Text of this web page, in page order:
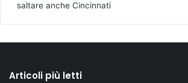
saltare anche Cincinnati
Articoli più letti